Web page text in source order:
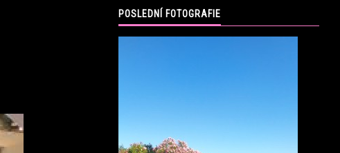
POSLEDNÍ FOTOGRAFIE